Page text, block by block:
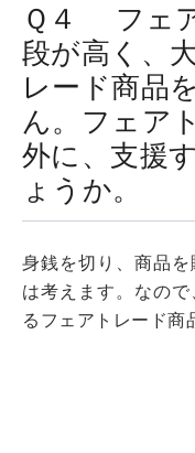
Ｑ４ フェ
段が高く、
レード商品
ん。フェア
外に、支援
ょうか。
身銭を切り、商品
は考えます。なの
るフェアトレード商